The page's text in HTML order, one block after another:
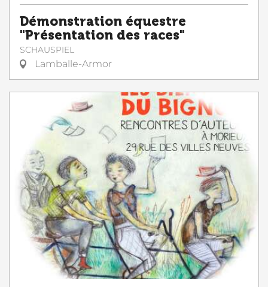
Démonstration équestre
"Présentation des races"
SCHAUSPIEL
Lamballe-Armor